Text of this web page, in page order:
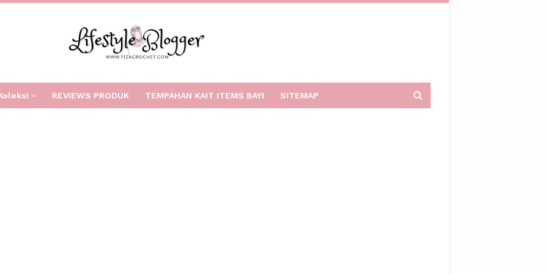
REVIEWS PRODUK TEMPAHAN KAIT ITEMS BAYI SITEMAP